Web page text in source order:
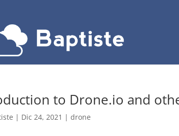
to Drone.io and
| Dic 24, 2021 |drone